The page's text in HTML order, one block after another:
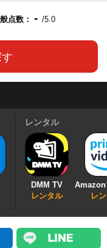
点数： - /5.0
す
レンタル
DMM TV
レンタル
Amazon
レ